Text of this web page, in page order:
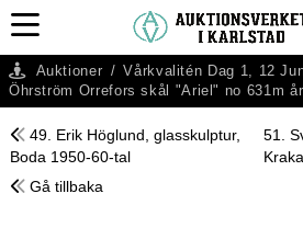
Auktioner / Vårkvalitén Dag 1, 12
Öhrström Orrefors skål "Ariel" no 631m
49. Erik Höglund, glasskulptur,
Boda 1950-60-tal
51.
Gå tillbaka